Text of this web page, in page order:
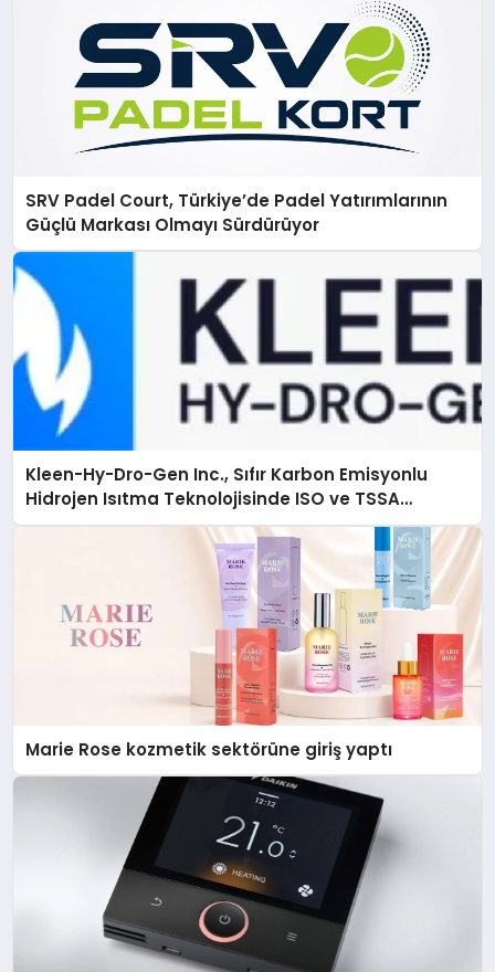
SRV Padel Court, Türkiye’de Padel Yatırımlarının
Güçlü Markası Olmayı Sürdürüyor
Kleen-Hy-Dro-Gen Inc., Sıfır Karbon Emisyonlu
Hidrojen Isıtma Teknolojisinde ISO ve TSSA
Düzenleyici Onaylarını Aldı
Marie Rose kozmetik sektörüne giriş yaptı